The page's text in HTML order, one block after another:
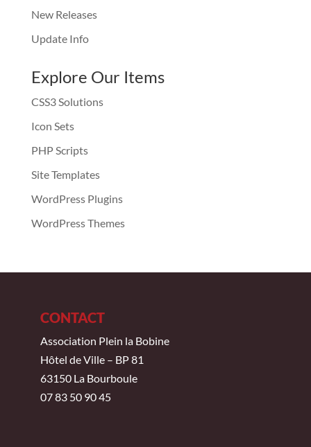
New Releases
Update Info
Explore Our Items
CSS3 Solutions
Icon Sets
PHP Scripts
Site Templates
WordPress Plugins
WordPress Themes
CONTACT
Association Plein la Bobine
Hôtel de Ville – BP 81
63150 La Bourboule
07 83 50 90 45